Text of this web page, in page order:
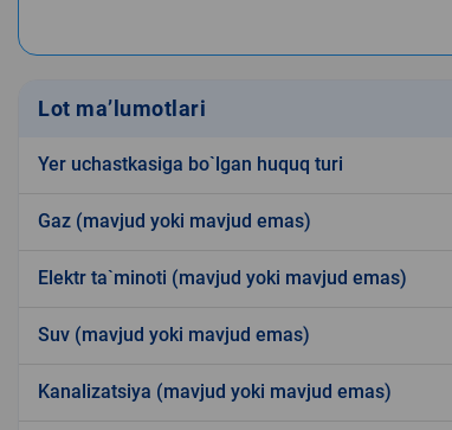
Lot ma’lumotlari
Yer uchastkasiga bo`lgan huquq turi
Gaz (mavjud yoki mavjud emas)
Elektr ta`minoti (mavjud yoki mavjud emas)
Suv (mavjud yoki mavjud emas)
Kanalizatsiya (mavjud yoki mavjud emas)